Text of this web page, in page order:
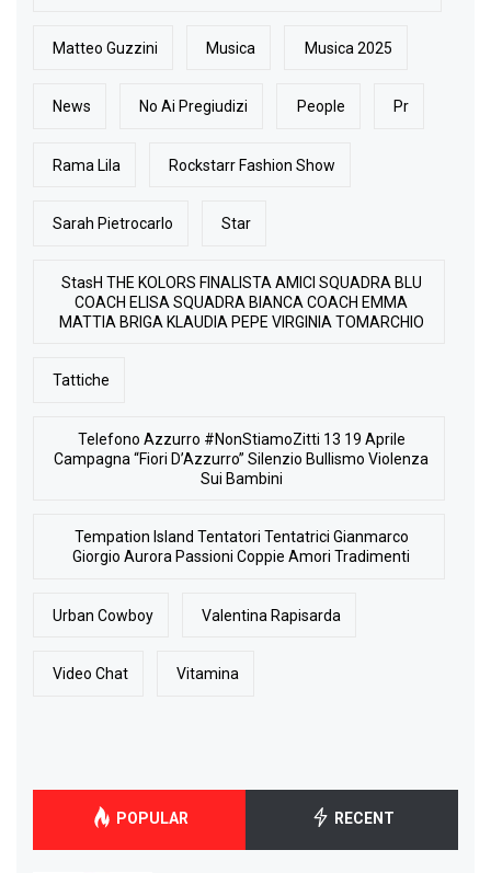
Matteo Guzzini Musica Musica 2025
News No Ai Pregiudizi People Pr
Rama Lila Rockstarr Fashion Show
Sarah Pietrocarlo Star
StasH THE KOLORS FINALISTA AMICI SQUADRA BLU
COACH ELISA SQUADRA BIANCA COACH EMMA
MATTIA BRIGA KLAUDIA PEPE VIRGINIA TOMARCHIO
Tattiche
Telefono Azzurro #NonStiamoZitti 13 19 Aprile
Campagna “Fiori D’Azzurro” Silenzio Bullismo Violenza
Sui Bambini
Tempation Island Tentatori Tentatrici Gianmarco
Giorgio Aurora Passioni Coppie Amori Tradimenti
Urban Cowboy Valentina Rapisarda
Video Chat Vitamina
POPULAR RECENT